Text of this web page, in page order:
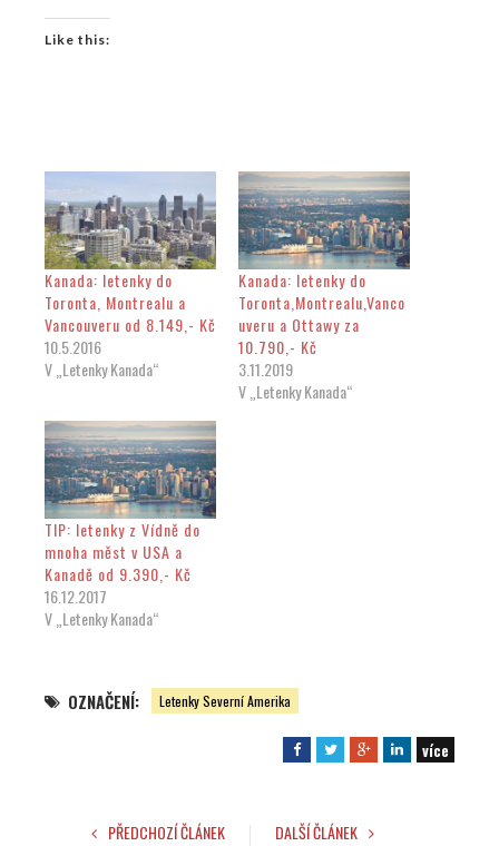
Like this:
Kanada: letenky do
Toronta, Montrealu a
Vancouveru od 8.149,- Kč
10.5.2016
V „Letenky Kanada“
Kanada: letenky do
Toronta,Montrealu,Vanco
uveru a Ottawy za
10.790,- Kč
3.11.2019
V „Letenky Kanada“
TIP: letenky z Vídně do
mnoha měst v USA a
Kanadě od 9.390,- Kč
16.12.2017
V „Letenky Kanada“
OZNAČENÍ: Letenky Severní Amerika
F
e
T
t
G
L
více
PŘEDCHOZÍ ČLÁNEK DALŠÍ ČLÁNEK